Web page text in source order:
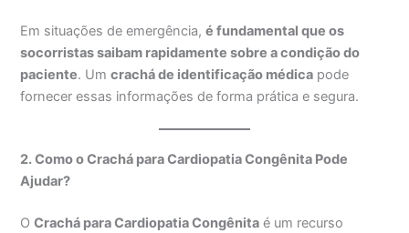
Em situações de emergência,é fundamental que os
socorristas saibam rapidamente sobre a condição do
paciente. Umcrachá de identificação médica pode
fornecer essas informações de forma prática e segura.
2. Como o Crachá para Cardiopatia Congênita Pode
Ajudar?
OCrachá para Cardiopatia Congênita é um recurso